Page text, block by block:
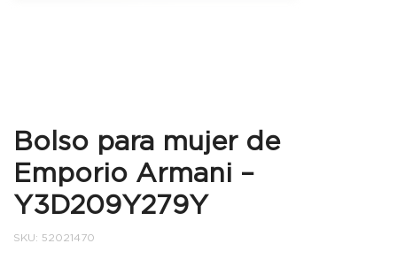
Bolso para mujer de
Emporio Armani –
Y3D209Y279Y
SKU: 52021470